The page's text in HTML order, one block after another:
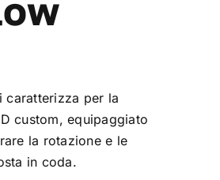
caratterizza per la
custom, equipaggiato
la rotazione e le
in coda.